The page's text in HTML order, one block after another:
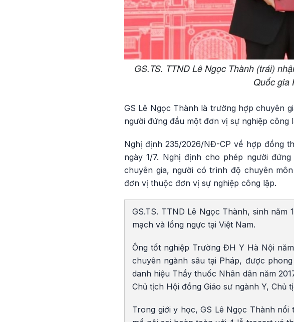
GS.TS. TTND Lê Ngọc Thành (trái)
Quốc gia
GS Lê Ngọc Thành là trường hợp chuyên
người đứng đầu một đơn vị sự nghiệp
Nghị định 235/2026/NĐ-CP về hợp đồng
ngày 1/7. Nghị định cho phép người
chuyên gia, người có trình độ chuyên
đơn vị thuộc đơn vị sự nghiệp công lập.
GS.TS. TTND Lê Ngọc Thành, sinh
mạch và lồng ngực tại Việt Nam.
Ông tốt nghiệp Trường ĐH Y Hà Nội
chuyên ngành sâu tại Pháp, được
danh hiệu Thầy thuốc Nhân dân năm
Chủ tịch Hội đồng Giáo sư ngành Y, Chủ
Trong giới y học, GS Lê Ngọc Thành